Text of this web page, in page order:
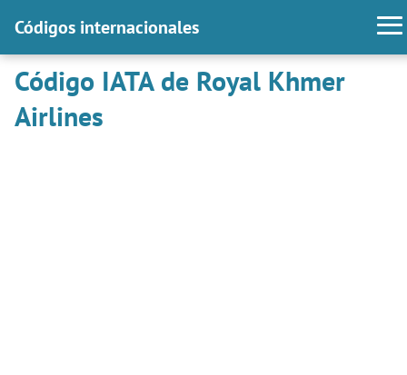
Códigos internacionales
Código IATA de Royal Khmer
Airlines